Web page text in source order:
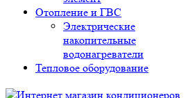
Отопление и ГВС
Электрические
накопительные
водонагреватели
Тепловое оборудование